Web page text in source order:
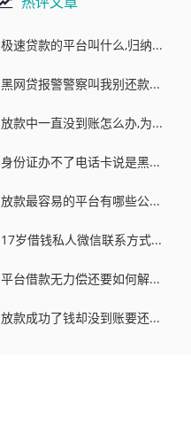
极速贷款的平台叫什么,归纳...
黑网贷报警警察叫我别还款...
放款中一直没到账怎么办,为...
身份证办不了电话卡说是黑...
放款最容易的平台有哪些公...
17岁借钱私人微信联系方式...
平台借款无力偿还要如何解...
放款成功了钱却没到账要还...